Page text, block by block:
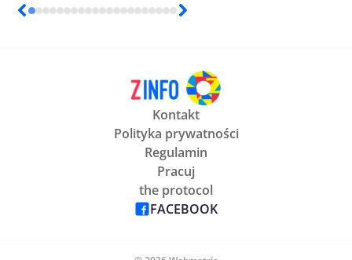
Kontakt
Polityka prywatności
Regulamin
Pracuj
the protocol
FACEBOOK